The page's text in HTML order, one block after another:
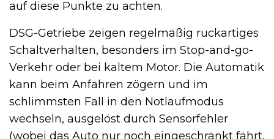
auf diese Punkte zu achten.
DSG-Getriebe zeigen regelmäßig ruckartiges
Schaltverhalten, besonders im Stop-and-go-
Verkehr oder bei kaltem Motor. Die Automatik
kann beim Anfahren zögern und im
schlimmsten Fall in den Notlaufmodus
wechseln, ausgelöst durch Sensorfehler
(wobei das Auto nur noch eingeschränkt fährt,